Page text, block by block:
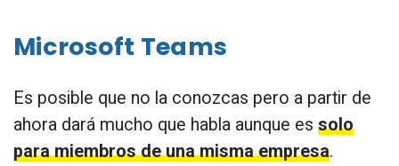
Microsoft Teams
Es posible que no la conozcas pero a partir de
ahora dará mucho que habla aunque es solo
para miembros de una misma empresa.